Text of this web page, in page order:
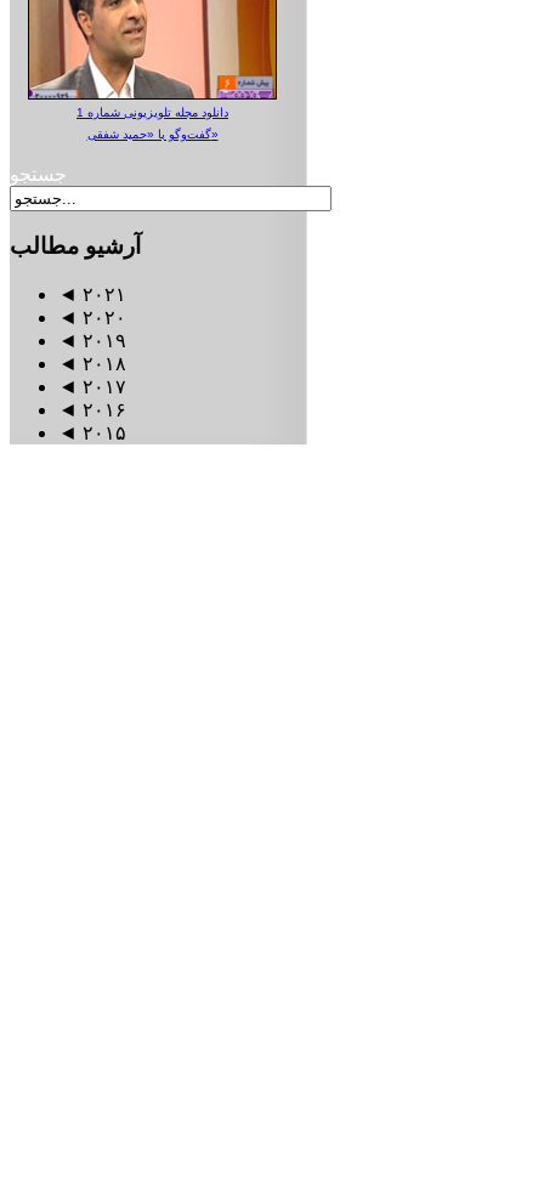
دانلود مجله تلویزیونی شماره 1
گفت‌وگو با «حمید شفقی»
جستجو
آرشیو مطالب
◄ ۲۰۲۱
◄ ۲۰۲۰
◄ ۲۰۱۹
◄ ۲۰۱۸
◄ ۲۰۱۷
◄ ۲۰۱۶
◄ ۲۰۱۵